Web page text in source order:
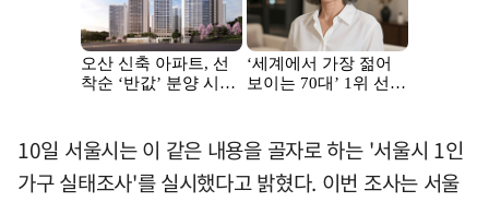
10일 서울시는 이 같은 내용을 골자로 하는 '서울시 1인
가구 실태조사'를 실시했다고 밝혔다. 이번 조사는 서울